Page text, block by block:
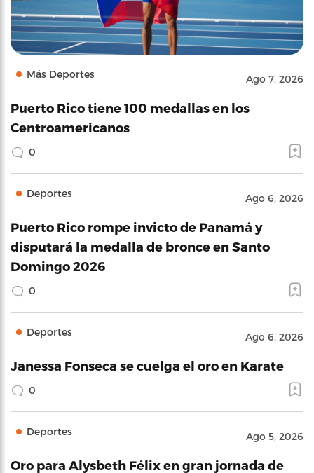
Más Deportes Ago 7, 2026
Puerto Rico tiene 100 medallas en los
Centroamericanos
0
Deportes Ago 6, 2026
Puerto Rico rompe invicto de Panamá y
disputará la medalla de bronce en Santo
Domingo 2026
0
Deportes Ago 6, 2026
Janessa Fonseca se cuelga el oro en Karate
0
Deportes Ago 5, 2026
Oro para Alysbeth Félix en gran jornada de